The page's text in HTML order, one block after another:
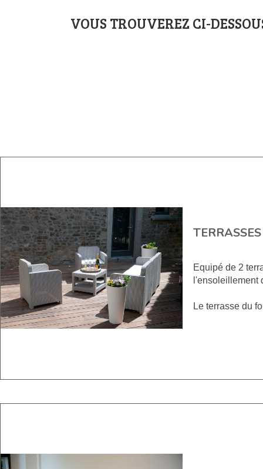
VOUS TROUVEREZ CI-
TERRASSES
Equipé de 2
l'ensoleillement
Le terrasse du